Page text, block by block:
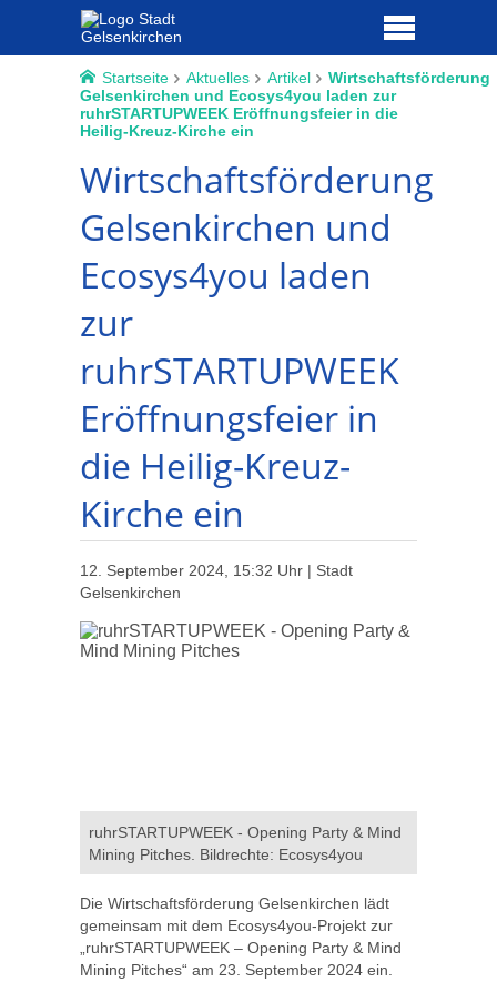
Startseite Aktuelles Artikel
Wirtschaftsförderung
Gelsenkirchen und Ecosys4you laden zur
ruhrSTARTUPWEEK Eröffnungsfeier in die
Heilig-Kreuz-Kirche ein
Wirtschaftsförderung
Gelsenkirchen und
Ecosys4you laden
zur
ruhrSTARTUPWEEK
Eröffnungsfeier in
die Heilig-Kreuz-
Kirche ein
12. September 2024, 15:32 Uhr | Stadt
Gelsenkirchen
ruhrSTARTUPWEEK - Opening Party & Mind
Mining Pitches. Bildrechte: Ecosys4you
Die Wirtschaftsförderung Gelsenkirchen lädt
gemeinsam mit dem Ecosys4you-Projekt zur
„ruhrSTARTUPWEEK – Opening Party & Mind
Mining Pitches“ am 23. September 2024 ein.